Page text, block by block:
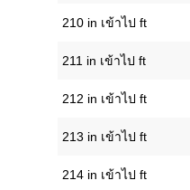
210 in เข้าไป ft
211 in เข้าไป ft
212 in เข้าไป ft
213 in เข้าไป ft
214 in เข้าไป ft